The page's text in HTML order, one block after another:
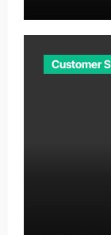
Customer